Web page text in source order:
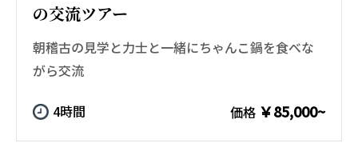
の交流ツアー
朝稽古の見学と力士と一緒にちゃんこ鍋を食べな
がら交流
4時間 価格 ￥85,000~